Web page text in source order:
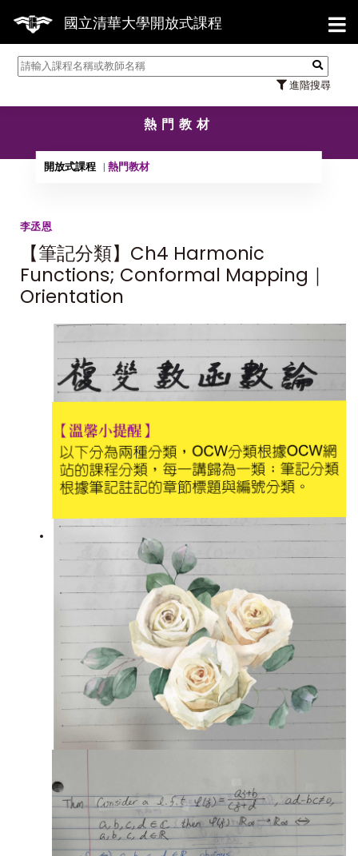
國立清華大學開放式課程
進階搜尋
【
熱門教材
開放式課程 熱門教材
李丞恩
【筆記分類】Ch4 Harmonic
Functions; Conformal Mapping｜
Orientation